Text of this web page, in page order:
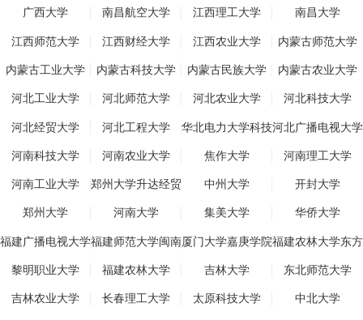
广西大学 南昌航空大学 江西理工大学 南昌大学
江西师范大学 江西财经大学 江西农业大学 内蒙古师范大学
内蒙古工业大学 内蒙古科技大学 内蒙古民族大学 内蒙古农业大学
河北工业大学 河北师范大学 河北农业大学 河北科技大学
河北经贸大学 河北工程大学 华北电力大学科技
学院
河北广播电视大学
河南科技大学 河南农业大学 焦作大学 河南理工大学
河南工业大学 郑州大学升达经贸
管理学院
中州大学 开封大学
郑州大学 河南大学 集美大学 华侨大学
福建广播电视大学福建师范大学闽南
科技学院
厦门大学嘉庚学院福建农林大学东方
学院
黎明职业大学 福建农林大学 吉林大学 东北师范大学
吉林农业大学 长春理工大学 太原科技大学 中北大学